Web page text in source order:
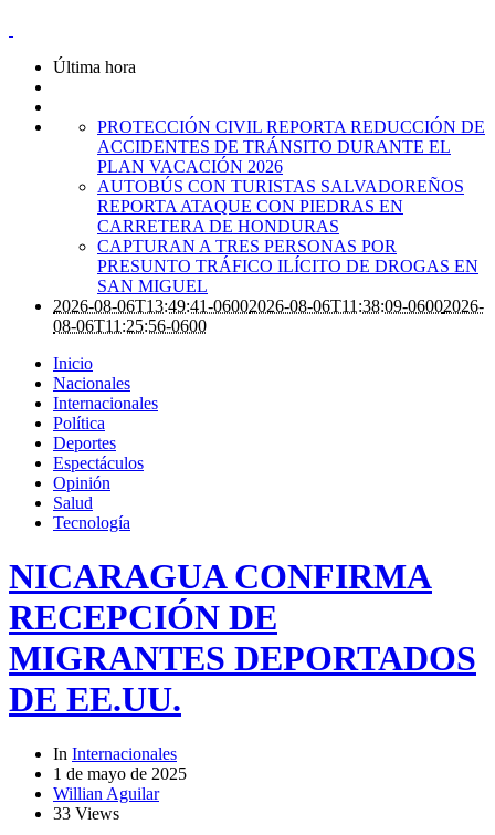
Última hora
PROTECCIÓN CIVIL REPORTA REDUCCIÓN DE
ACCIDENTES DE TRÁNSITO DURANTE EL
PLAN VACACIÓN 2026
AUTOBÚS CON TURISTAS SALVADOREÑOS
REPORTA ATAQUE CON PIEDRAS EN
CARRETERA DE HONDURAS
CAPTURAN A TRES PERSONAS POR
PRESUNTO TRÁFICO ILÍCITO DE DROGAS EN
SAN MIGUEL
2026-08-06T13:49:41-06002026-08-06T11:38:09-06002026-
08-06T11:25:56-0600
Inicio
Nacionales
Internacionales
Política
Deportes
Espectáculos
Opinión
Salud
Tecnología
NICARAGUA CONFIRMA
RECEPCIÓN DE
MIGRANTES DEPORTADOS
DE EE.UU.
In Internacionales
1 de mayo de 2025
Willian Aguilar
33 Views